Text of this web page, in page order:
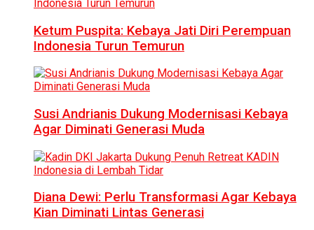
Ketum Puspita: Kebaya Jati Diri Perempuan
Indonesia Turun Temurun
Susi Andrianis Dukung Modernisasi Kebaya
Agar Diminati Generasi Muda
Diana Dewi: Perlu Transformasi Agar Kebaya
Kian Diminati Lintas Generasi